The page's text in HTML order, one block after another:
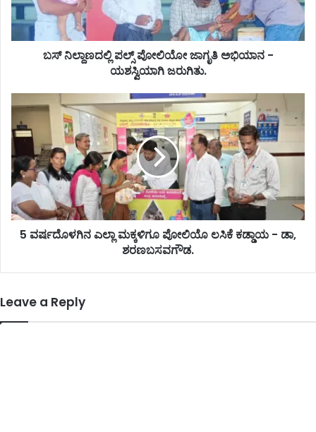
ಬಸ್ ನಿಲ್ದಾಣದಲ್ಲಿ ಪಲ್ಸ್ ಪೋಲಿಯೋ ಜಾಗೃತಿ ಅಭಿಯಾನ -
ಯಶಸ್ವಿಯಾಗಿ ಜರುಗಿತು.
5 ವರ್ಷದೊಳಗಿನ ಎಲ್ಲಾ ಮಕ್ಕಳಿಗೂ ಪೋಲಿಯೊ ಲಸಿಕೆ ಕಡ್ಡಾಯ - ಡಾ,
ಶರಣಬಸವಗೌಡ.
Leave a Reply